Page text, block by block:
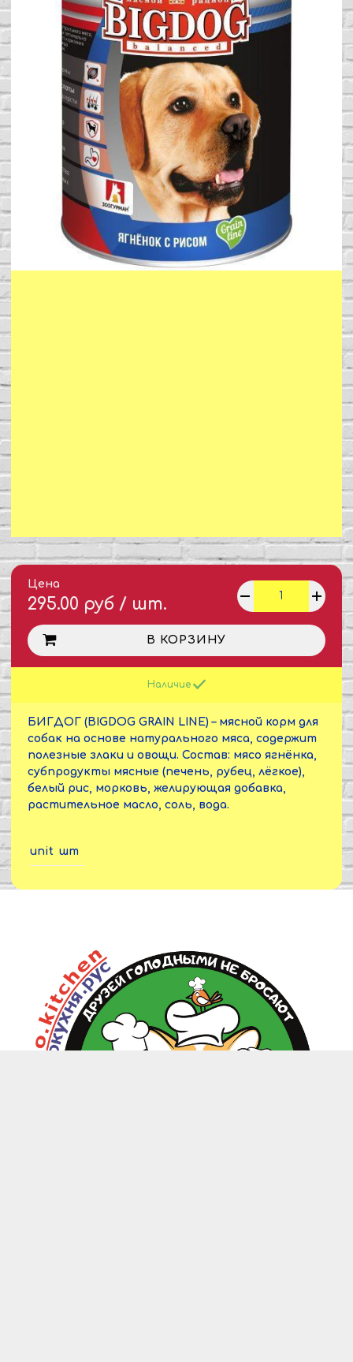
Цена
295.00 руб / шт.
В КОРЗИНУ
Наличие
БИГДОГ (BIGDOG GRAIN LINE) – мясной корм для
собак на основе натурального мяса, содержит
полезные злаки и овощи. Состав: мясо ягнёнка,
субпродукты мясные (печень, рубец, лёгкое),
белый рис, морковь, желирующая добавка,
растительное масло, соль, вода.
unit шт